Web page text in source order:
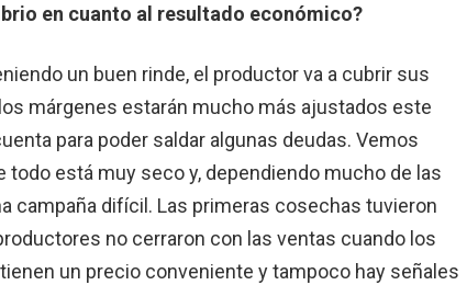
en cuanto al resultado económico?
un buen rinde, el productor va a cubrir sus
márgenes estarán mucho más ajustados este
para poder saldar algunas deudas. Vemos
todo está muy seco y, dependiendo mucho de las
campaña difícil. Las primeras cosechas tuvieron
no cerraron con las ventas cuando los
un precio conveniente y tampoco hay señales